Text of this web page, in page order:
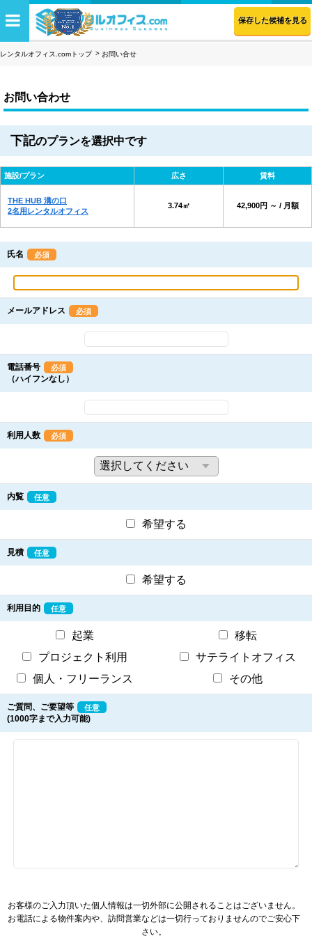
保存した候補を見る
レンタルオフィス.comトップ お問い合せ
お問い合わせ
下記のプランを選択中です
施設/プラン 広さ 賃料
THE HUB 溝の口
2名用レンタルオフィス
3.74㎡ 42,900円 ～ / 月額
氏名 必須
メールアドレス 必須
電話番号 必須
（ハイフンなし）
利用人数 必須
内覧 任意
希望する
見積 任意
希望する
利用目的 任意
起業
移転
プロジェクト利用
サテライトオフィス
個人・フリーランス
その他
ご質問、ご要望等 任意
(1000字まで入力可能)
お客様のご入力頂いた個人情報は一切外部に公開されることはございません。
お電話による物件案内や、訪問営業などは一切行っておりませんのでご安心下
さい。